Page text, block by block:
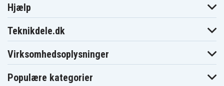
Hjælp
Teknikdele.dk
Virksomhedsoplysninger
Populære kategorier